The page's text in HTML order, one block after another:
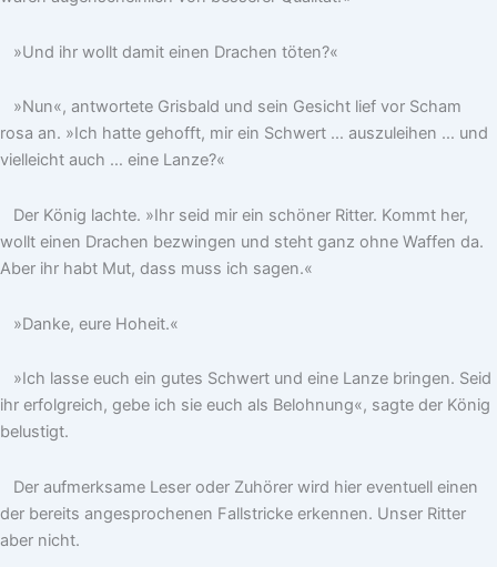
»Und ihr wollt damit einen Drachen töten?«
»Nun«, antwortete Grisbald und sein Gesicht lief vor Scham
rosa an. »Ich hatte gehofft, mir ein Schwert … auszuleihen … und
vielleicht auch … eine Lanze?«
Der König lachte. »Ihr seid mir ein schöner Ritter. Kommt her,
wollt einen Drachen bezwingen und steht ganz ohne Waffen da.
Aber ihr habt Mut, dass muss ich sagen.«
»Danke, eure Hoheit.«
»Ich lasse euch ein gutes Schwert und eine Lanze bringen. Seid
ihr erfolgreich, gebe ich sie euch als Belohnung«, sagte der König
belustigt.
Der aufmerksame Leser oder Zuhörer wird hier eventuell einen
der bereits angesprochenen Fallstricke erkennen. Unser Ritter
aber nicht.